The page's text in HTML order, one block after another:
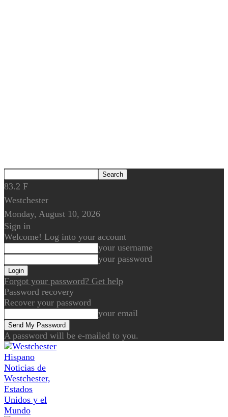
83.2 F
Westchester
Monday, August 10, 2026
Sign in
Welcome! Log into your account
your username
your password
Forgot your password? Get help
Password recovery
Recover your password
your email
A password will be e-mailed to you.
Noticias de
Westchester,
Estados
Unidos y el
Mundo